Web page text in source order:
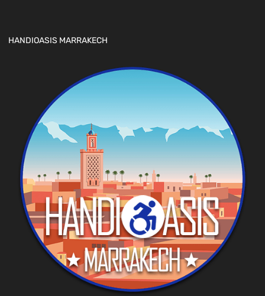
HANDIOASIS MARRAKECH